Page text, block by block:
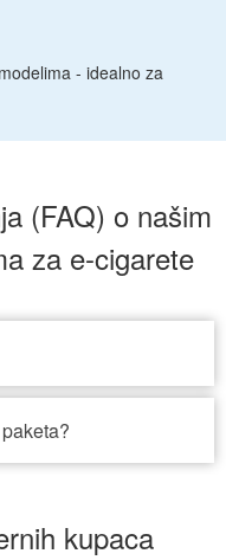
- idealno za
(FAQ) o našim
za e-cigarete
kupaca